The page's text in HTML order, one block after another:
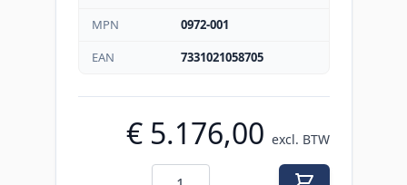
MPN
0972-001
EAN
7331021058705
€ 5.176,00 excl. BTW
Aantal